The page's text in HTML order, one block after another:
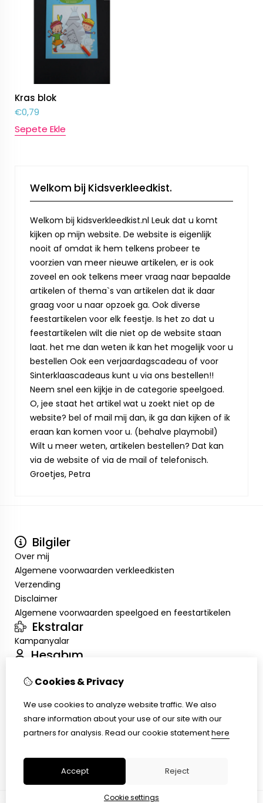
Kras blok
€0,79
Sepete Ekle
Welkom bij Kidsverkleedkist.
Welkom bij kidsverkleedkist.nl Leuk dat u komt
kijken op mijn website. De website is eigenlijk
nooit af omdat ik hem telkens probeer te
voorzien van meer nieuwe artikelen, er is ook
zoveel en ook telkens meer vraag naar bepaalde
artikelen of thema`s van artikelen dat ik daar
graag voor u naar opzoek ga. Ook diverse
feestartikelen voor elk feestje. Is het zo dat u
feestartikelen wilt die niet op de website staan
laat. het me dan weten ik kan het mogelijk voor u
bestellen Ook een verjaardagscadeau of voor
Sinterklaascadeaus kunt u via ons bestellen!!
Neem snel een kijkje in de categorie speelgoed.
O, jee staat het artikel wat u zoekt niet op de
website? bel of mail mij dan, ik ga dan kijken of ik
eraan kan komen voor u. (behalve playmobil)
Wilt u meer weten, artikelen bestellen? Dat kan
via de website of via de mail of telefonisch.
Groetjes, Petra
Bilgiler
Over mij
Algemene voorwaarden verkleedkisten
Verzending
Disclaimer
Algemene voorwaarden speelgoed en feestartikelen
Ekstralar
Kampanyalar
Hesabım
Sipariş Geçmişim
Müşteri Servisi
Ürün İadesi
Cookies & Privacy
We use cookies to analyze website traffic. We also
share information about your use of our site with our
partners for analysis. Read our cookie statementhere
Accept Reject
Cookie settings